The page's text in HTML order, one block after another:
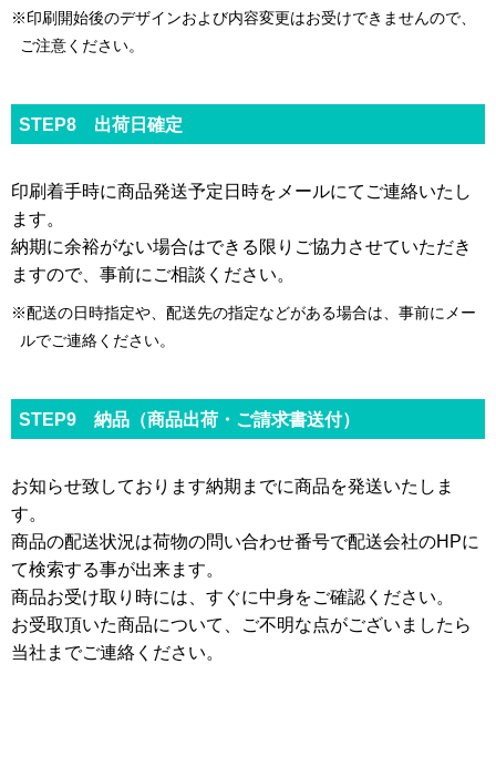
※印刷開始後のデザインおよび内容変更はお受けできませんので、
ご注意ください。
STEP8 出荷日確定
印刷着手時に商品発送予定日時をメールにてご連絡いたし
ます。
納期に余裕がない場合はできる限りご協力させていただき
ますので、事前にご相談ください。
※配送の日時指定や、配送先の指定などがある場合は、事前にメー
ルでご連絡ください。
STEP9 納品（商品出荷・ご請求書送付）
お知らせ致しております納期までに商品を発送いたしま
す。
商品の配送状況は荷物の問い合わせ番号で配送会社のHPに
て検索する事が出来ます。
商品お受け取り時には、すぐに中身をご確認ください。
お受取頂いた商品について、ご不明な点がございましたら
当社までご連絡ください。